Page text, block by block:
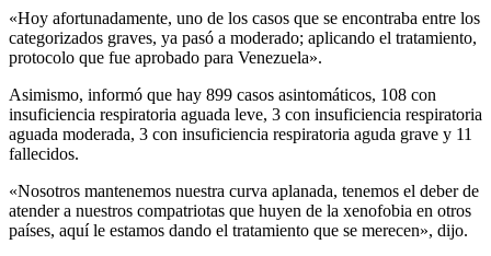
«Hoy afortunadamente, uno de los casos que se encontraba entre los
categorizados graves, ya pasó a moderado; aplicando el tratamiento,
protocolo que fue aprobado para Venezuela».
Asimismo, informó que hay 899 casos asintomáticos, 108 con
insuficiencia respiratoria aguada leve, 3 con insuficiencia respiratoria
aguada moderada, 3 con insuficiencia respiratoria aguda grave y 11
fallecidos.
«Nosotros mantenemos nuestra curva aplanada, tenemos el deber de
atender a nuestros compatriotas que huyen de la xenofobia en otros
países, aquí le estamos dando el tratamiento que se merecen», dijo.